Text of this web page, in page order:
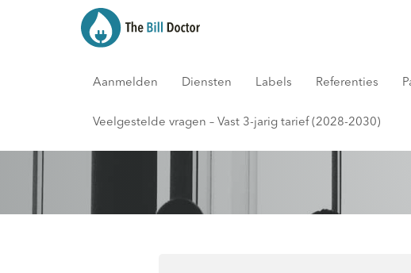
Aanmelden Diensten Labels Referenties
Veelgestelde vragen – Vast 3-jarig tarief (2028-2030)
Het Meetbedrijf